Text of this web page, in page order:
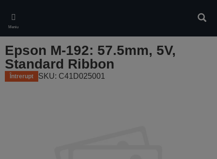
main
content
Meniu
Epson M-192: 57.5mm, 5V,
Standard Ribbon
Întrerupt SKU: C41D025001